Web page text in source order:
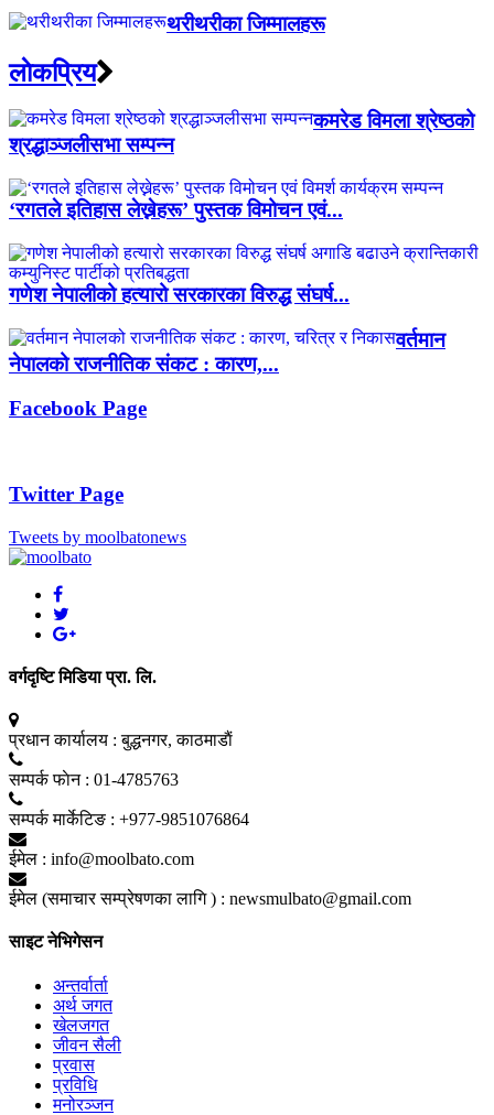
थरीथरीका जिम्मालहरू
लाेकप्रिय
कमरेड विमला श्रेष्ठको
श्रद्धाञ्जलीसभा सम्पन्न
‘रगतले इतिहास लेख्नेहरू’ पुस्तक विमोचन एवं...
गणेश नेपालीको हत्यारो सरकारका विरुद्ध संघर्ष...
वर्तमान
नेपालको राजनीतिक संकट : कारण,...
Facebook Page
Twitter Page
Tweets by moolbatonews
वर्गदृष्टि मिडिया प्रा. लि.
प्रधान कार्यालय : बुद्धनगर, काठमाडाैं
सम्पर्क फाेन : 01-4785763
सम्पर्क मार्केटिङ : +977-9851076864
ईमेल : info@moolbato.com
ईमेल (समाचार सम्प्रेषणका लागि ) : newsmulbato@gmail.com
साइट नेभिगेसन
अन्तर्वार्ता
अर्थ जगत
खेलजगत
जीवन सैली
प्रवास
प्रविधि
मनोरञ्जन